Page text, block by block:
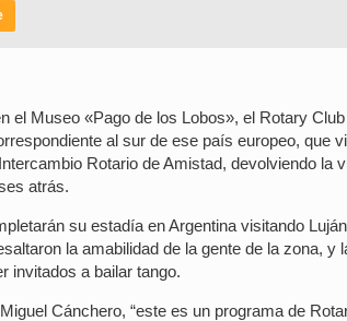
el Museo «Pago de los Lobos», el Rotary
al sur de ese país europeo, que
Rotario de Amistad, devolviendo la
atrás.
su estadía en Argentina visitando
la amabilidad de la gente de la zona,
invitados a bailar tango.
Cánchero, “este es un programa de